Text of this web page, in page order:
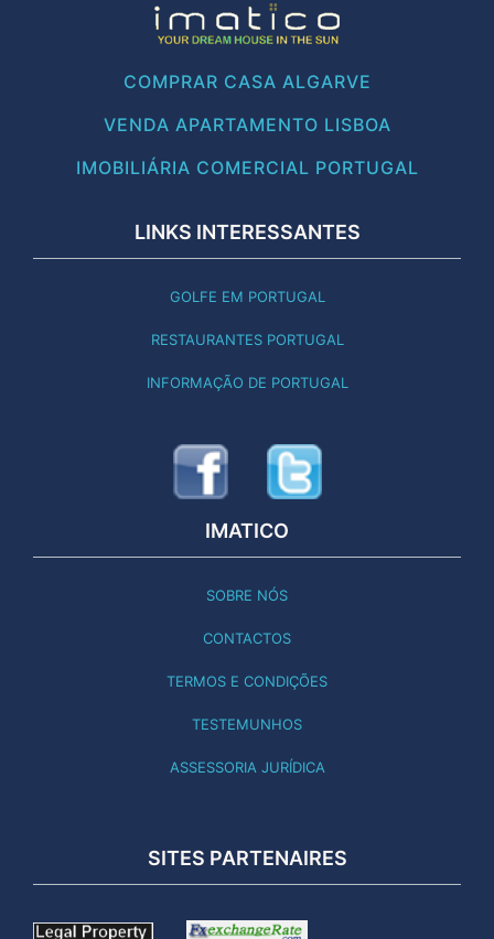
COMPRAR CASA ALGARVE
VENDA APARTAMENTO LISBOA
IMOBILIÁRIA COMERCIAL PORTUGAL
LINKS INTERESSANTES
GOLFE EM PORTUGAL
RESTAURANTES PORTUGAL
INFORMAÇÃO DE PORTUGAL
IMATICO
SOBRE NÓS
CONTACTOS
TERMOS E CONDIÇÕES
TESTEMUNHOS
ASSESSORIA JURÍDICA
SITES PARTENAIRES